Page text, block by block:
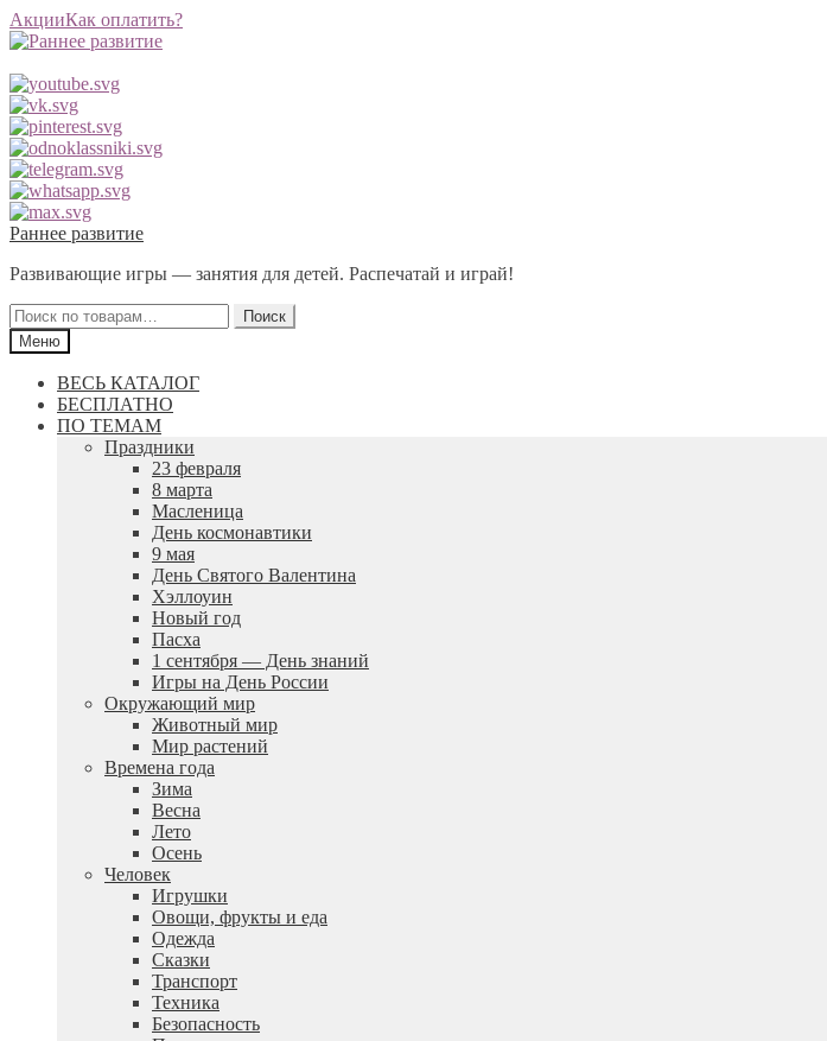
АкцииКак оплатить?
Перейти
навигации
Перейти
содержимому
Раннее развитие
Развивающие игры — занятия для детей. Распечатай и играй!
Искать:
Поиск
Меню
ВЕСЬ КАТАЛОГ
БЕСПЛАТНО
ПО ТЕМАМ
Праздники
23 февраля
8 марта
Масленица
День космонавтики
9 мая
День Святого Валентина
Хэллоуин
Новый год
Пасха
1 сентября — День знаний
Игры на День России
Окружающий мир
Животный мир
Мир растений
Времена года
Зима
Весна
Лето
Осень
Человек
Игрушки
Овощи, фрукты и еда
Одежда
Сказки
Транспорт
Техника
Безопасность